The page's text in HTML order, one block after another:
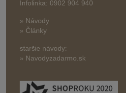
Infolinka: 0902 904 940
» Návody
» Články
staršie návody:
» Navodyzadarmo.sk